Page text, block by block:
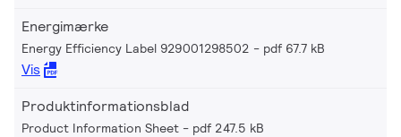
Energimærke
Energy Efficiency Label 929001298502 pdf 67.7 kB
Vis
Produktinformationsblad
Product Information Sheet pdf 247.5 kB